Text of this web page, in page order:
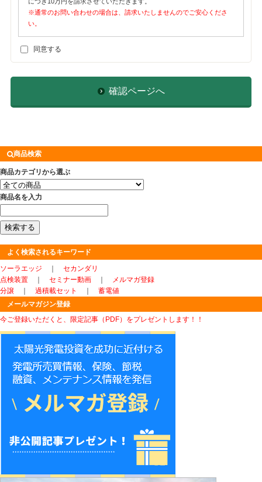
につき10万円を請求させていただきます。
※通常のお問い合わせの場合は、請求いたしませんのでご安心くださ
い。
同意する
確認ページへ
商品検索
商品カテゴリから選ぶ
商品名を入力
よく検索されるキーワード
ソーラエッジ ｜ セカンダリ
点検装置 ｜ セミナー動画 ｜
メルマガ登録
分譲 ｜ 過積載セット ｜ 蓄電値
メールマガジン登録
今ご登録いただくと、限定記事（PDF）をプレゼントします！！